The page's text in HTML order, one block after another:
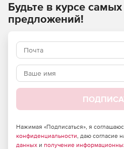
Будьте в курсе
предложений!
Нажимая «Подписаться», я
конфиденциальности, даю согласие
данных и получение